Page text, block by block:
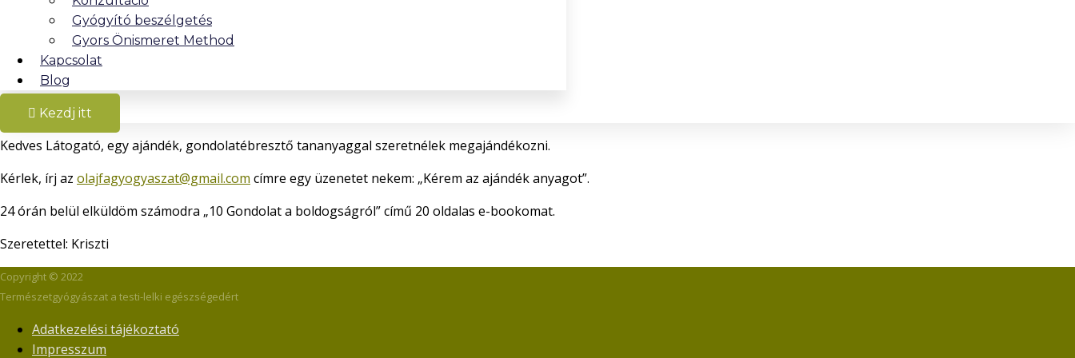
Gyógyító beszélgetés
Gyors Önismeret Method
Kapcsolat
Blog
Kezdj itt
Kedves Látogató, egy ajándék, gondolatébresztő tananyaggal szeretnélek megajándékozni.
Kérlek, írj az olajfagyogyaszat@gmail.com címre egy üzenetet nekem: „Kérem az ajándék anyagot”.
24 órán belül elküldöm számodra „10 Gondolat a boldogságról” című 20 oldalas e-bookomat.
Szeretettel: Kriszti
Copyright © 2022
Természetgyógyászat a testi-lelki egészségedért
Adatkezelési tájékoztató
Impresszum